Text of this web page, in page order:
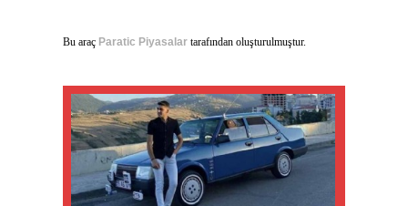
Bu araç Paratic Piyasalar tarafından oluşturulmuştur.